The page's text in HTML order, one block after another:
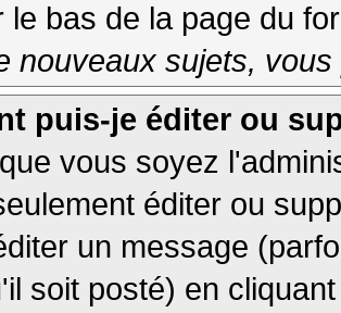
le bas de la page du
nouveaux sujets,
puis-je éditer ou
vous soyez
éditer ou
un message
soit posté) en